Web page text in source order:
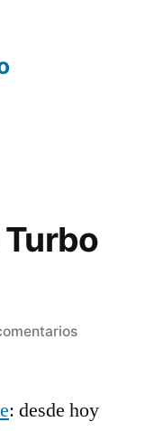
en
agujas
: desde hoy